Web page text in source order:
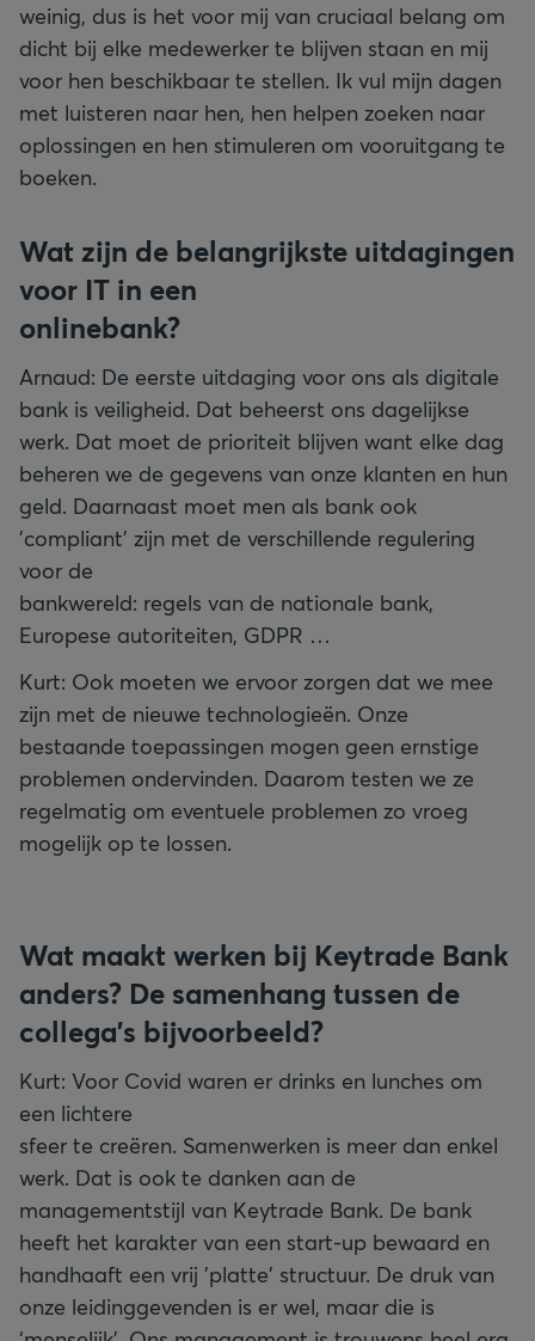
weinig, dus is het voor mij van cruciaal belang om
dicht bij elke medewerker te blijven staan en mij
voor hen beschikbaar te stellen. Ik vul mijn dagen
met luisteren naar hen, hen helpen zoeken naar
oplossingen en hen stimuleren om vooruitgang te
boeken.
Wat zijn de belangrijkste uitdagingen
voor IT in een
onlinebank?
Arnaud: De eerste uitdaging voor ons als digitale
bank is veiligheid. Dat beheerst ons dagelijkse
werk. Dat moet de prioriteit blijven want elke dag
beheren we de gegevens van onze klanten en hun
geld. Daarnaast moet men als bank ook
'compliant' zijn met de verschillende regulering
voor de
bankwereld: regels van de nationale bank,
Europese autoriteiten, GDPR …
Kurt: Ook moeten we ervoor zorgen dat we mee
zijn met de nieuwe technologieën. Onze
bestaande toepassingen mogen geen ernstige
problemen ondervinden. Daarom testen we ze
regelmatig om eventuele problemen zo vroeg
mogelijk op te lossen.
Wat maakt werken bij Keytrade Bank
anders? De samenhang tussen de
collega's bijvoorbeeld?
Kurt: Voor Covid waren er drinks en lunches om
een lichtere
sfeer te creëren. Samenwerken is meer dan enkel
werk. Dat is ook te danken aan de
managementstijl van Keytrade Bank. De bank
heeft het karakter van een start-up bewaard en
handhaaft een vrij 'platte' structuur. De druk van
onze leidinggevenden is er wel, maar die is